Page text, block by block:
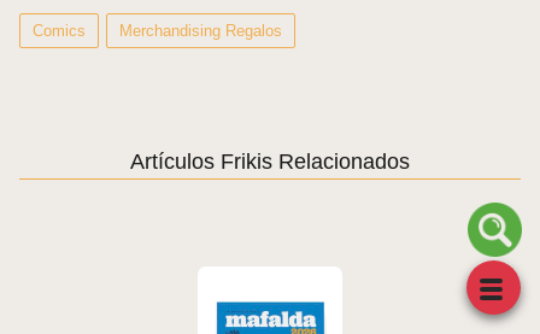
Comics Merchandising Regalos
Artículos Frikis Relacionados